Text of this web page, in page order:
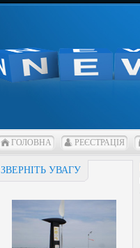
ГОЛОВНА РЕЄСТРАЦІЯ
ЗВЕРНІТЬ УВАГУ